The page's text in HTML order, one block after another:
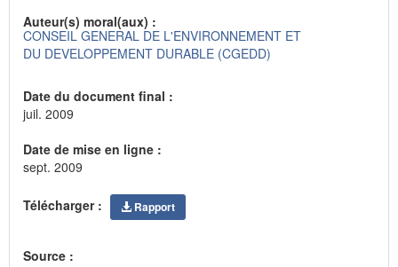
Auteur(s) moral(aux) :
CONSEIL GENERAL DE L'ENVIRONNEMENT ET
DU DEVELOPPEMENT DURABLE (CGEDD)
Date du document final :
juil. 2009
Date de mise en ligne :
sept. 2009
Télécharger : Rapport
Source :